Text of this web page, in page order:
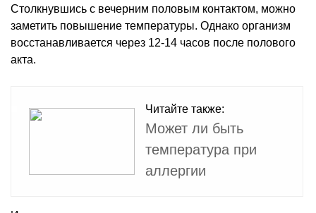
Столкнувшись с вечерним половым контактом, можно
заметить повышение температуры. Однако организм
восстанавливается через 12-14 часов после полового
акта.
Читайте также:
Может ли быть
температура при
аллергии